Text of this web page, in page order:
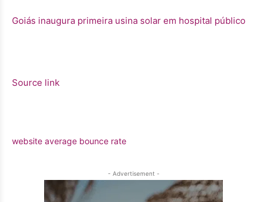
Goiás inaugura primeira usina solar em hospital público
Source link
website average bounce rate
- Advertisement -